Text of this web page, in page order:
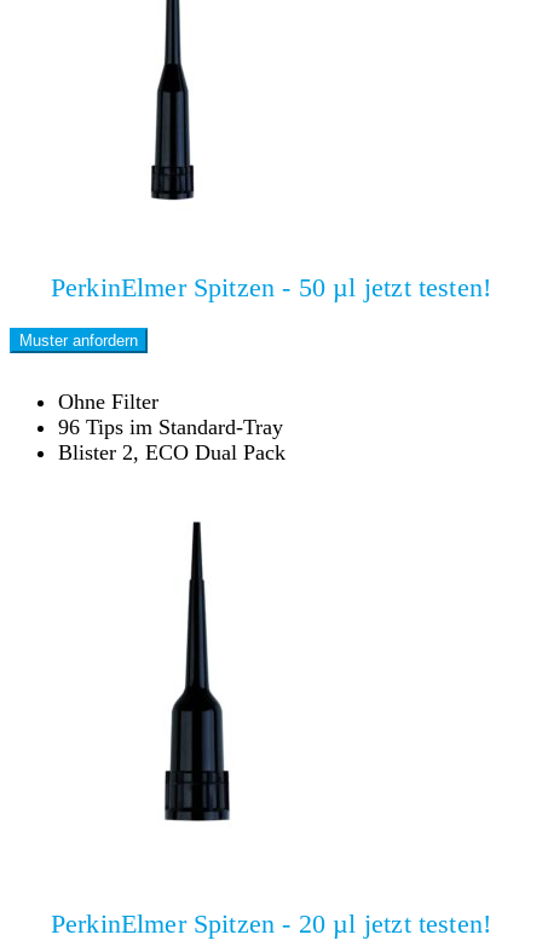
PerkinElmer Spitzen - 50 µl jetzt testen!
Muster anfordern
Ohne Filter
96 Tips im Standard-Tray
Blister 2, ECO Dual Pack
PerkinElmer Spitzen - 20 µl jetzt testen!